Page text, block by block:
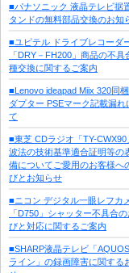
■パナソニック 液晶テレビ据
タンドの無料部品交換のお知
■ユピテル ドライブレコーダ
「DRY－FH200」商品の不具
種交換に関するご案内
■Lenovo ideapad Miix 320同
ダプター PSEマーク記載漏れ
て
■東芝 CDラジオ「TY-CWX90
波法の技術基準適合証明等の
備についてご愛用のお客様へ
びとお知らせ
■ニコン デジタル一眼レフカ
「D750」シャッター不具合の
びと対応に関するご案内
■SHARP液晶テレビ「
ライン」の録画障害に関する